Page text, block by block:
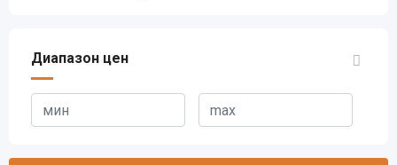
Диапазон цен